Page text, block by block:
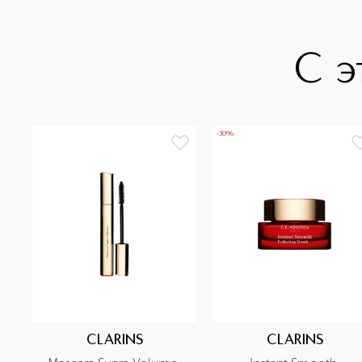
С
CLARINS
-30%
CLARINS